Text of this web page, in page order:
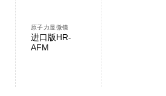
原子力显微镜
进口版HR-
AFM